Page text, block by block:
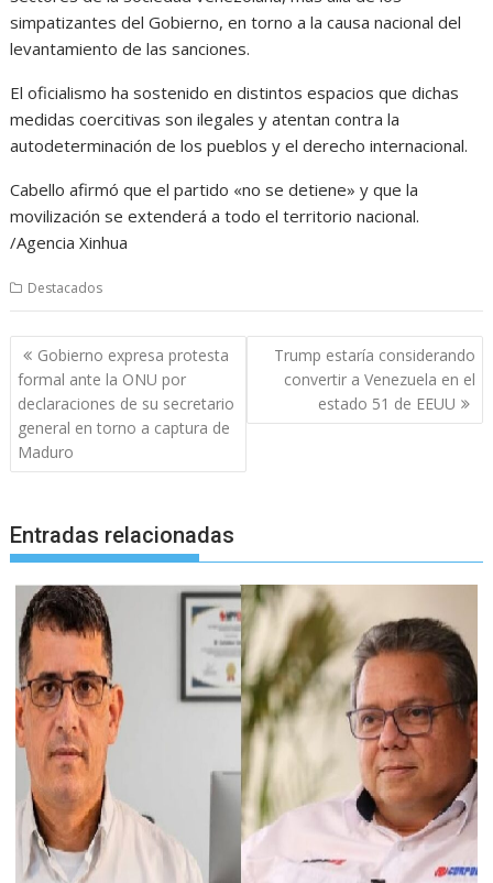
simpatizantes del Gobierno, en torno a la causa nacional del
levantamiento de las sanciones.
El oficialismo ha sostenido en distintos espacios que dichas
medidas coercitivas son ilegales y atentan contra la
autodeterminación de los pueblos y el derecho internacional.
Cabello afirmó que el partido «no se detiene» y que la
movilización se extenderá a todo el territorio nacional.
/Agencia Xinhua
Destacados
Navegación
de
entradas
Gobierno expresa protesta
formal ante la ONU por
declaraciones de su secretario
general en torno a captura de
Maduro
Trump estaría considerando
convertir a Venezuela en el
estado 51 de EEUU
Entradas relacionadas